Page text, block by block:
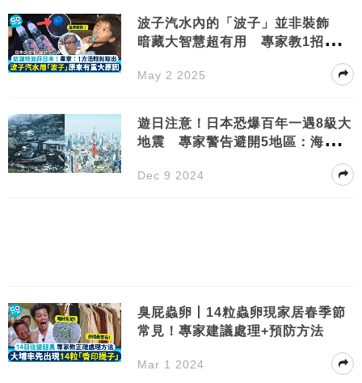
波子汽水內的「波子」並非裝飾
暗藏大智慧超有用 專家教1招輕鬆
May 2 2025
遊日注意！日本恐爆百年一遇8級大
地震 專家警告避開5地區：海嘯5
Dec 9 2024
臭屁蟲卵丨14粒蟲卵現家居春季節
常見！專家建議處理+預防方法
Mar 1 2024